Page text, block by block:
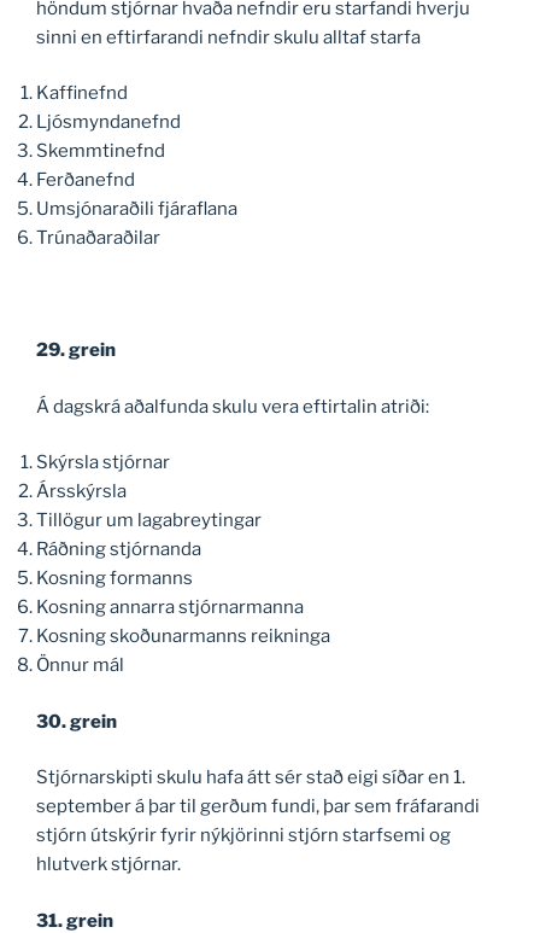
höndum stjórnar hvaða nefndir eru starfandi hverju
sinni en eftirfarandi nefndir skulu alltaf starfa
Kaffinefnd
Ljósmyndanefnd
Skemmtinefnd
Ferðanefnd
Umsjónaraðili fjáraflana
Trúnaðaraðilar
29. grein
Á dagskrá aðalfunda skulu vera eftirtalin atriði:
Skýrsla stjórnar
Ársskýrsla
Tillögur um lagabreytingar
Ráðning stjórnanda
Kosning formanns
Kosning annarra stjórnarmanna
Kosning skoðunarmanns reikninga
Önnur mál
30. grein
Stjórnarskipti skulu hafa átt sér stað eigi síðar en 1.
september á þar til gerðum fundi, þar sem fráfarandi
stjórn útskýrir fyrir nýkjörinni stjórn starfsemi og
hlutverk stjórnar.
31. grein